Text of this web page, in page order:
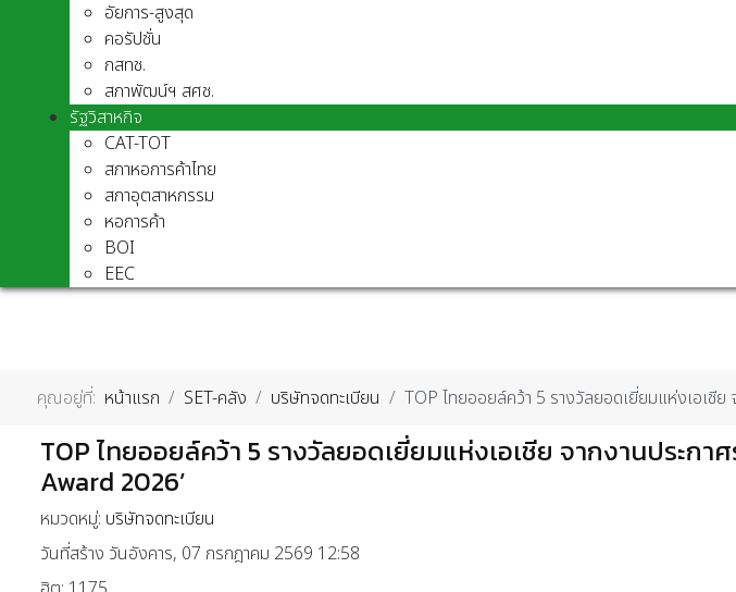
อัยการ-สูงสุด
คอรัปชั่น
กสทช.
สภาพัฒน์ฯ สศช.
รัฐวิสาหกิจ
CAT-TOT
สภาหอการค้าไทย
สภาอุตสาหกรรม
หอการค้า
BOI
EEC
คุณอยู่ที่: หน้าแรก SET-คลัง บริษัทจดทะเบียน TOP ไทยออยล์คว้า 5 รางวัลยอดเยี่ยมแห่งเอเชี
TOP ไทยออยล์คว้า 5 รางวัลยอดเยี่ยมแห่งเอเชีย จากงานประกา
Award 2026’
หมวดหมู่: บริษัทจดทะเบียน
วันที่สร้าง วันอังคาร, 07 กรกฎาคม 2569 12:58